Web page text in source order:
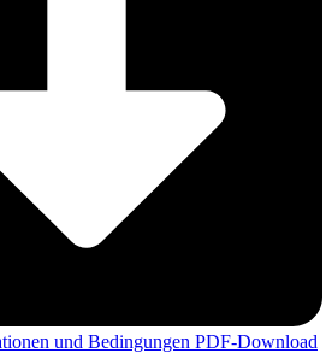
und Bedingungen PDF-Download